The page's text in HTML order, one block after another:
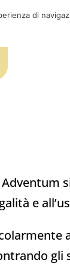
e
gli
di